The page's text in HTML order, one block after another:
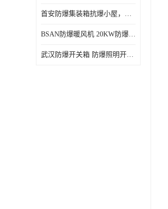
首安防爆集装箱抗爆小屋，危化品暂存间厂家批发
BSAN防爆暖风机 20KW防爆工业暖风机
武汉防爆开关箱 防爆照明开关箱厂家